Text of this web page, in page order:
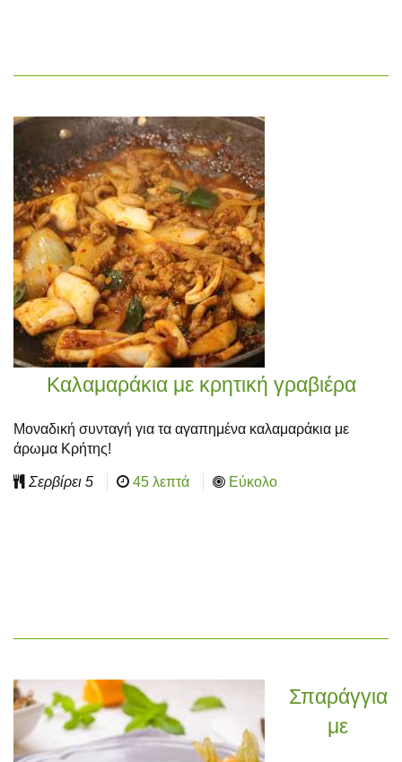
Καλαμαράκια με κρητική γραβιέρα
Μοναδική συνταγή για τα αγαπημένα καλαμαράκια με
άρωμα Κρήτης!
Σερβίρει 5 45 λεπτά Εύκολο
Σπαράγγια
με